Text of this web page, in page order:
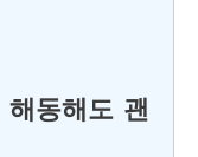
동해도 괜